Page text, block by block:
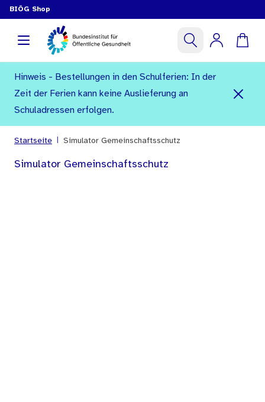
BIÖG Shop
Hinweis - Bestellungen in den Schulferien: In der
Zeit der Ferien kann keine Auslieferung an
Schuladressen erfolgen.
Startseite Simulator Gemeinschaftsschutz
Simulator Gemeinschaftsschutz